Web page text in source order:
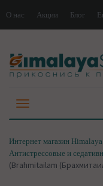
О нас Акции Блог
Интернет магазин
Антистрессовые и
(Brahmitailam